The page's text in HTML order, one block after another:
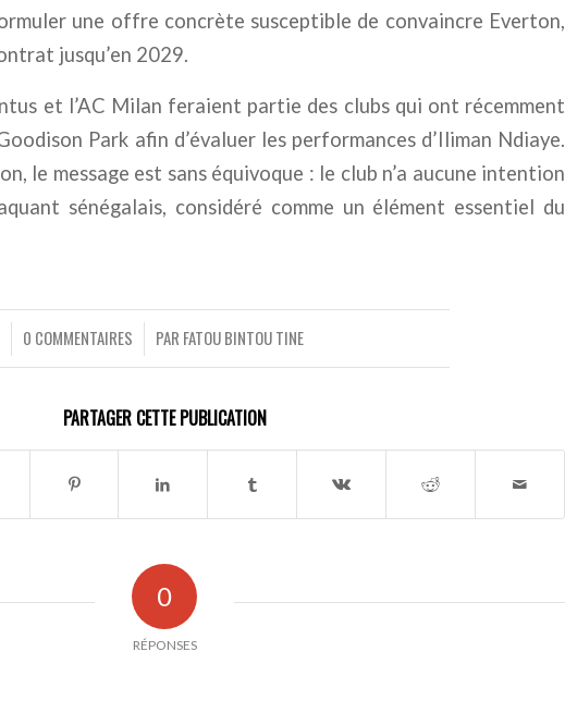
une offre concrète susceptible de convaincre Everton,
jusqu’en 2029.
et l’AC Milan feraient partie des clubs qui ont récemment
Park afin d’évaluer les performances d’Iliman Ndiaye.
le message est sans équivoque : le club n’a aucune intention
sénégalais, considéré comme un élément essentiel du
0 COMMENTAIRES
/ PAR FATOU BINTOU TINE
PARTAGER CETTE PUBLICATION
0
RÉPONSES